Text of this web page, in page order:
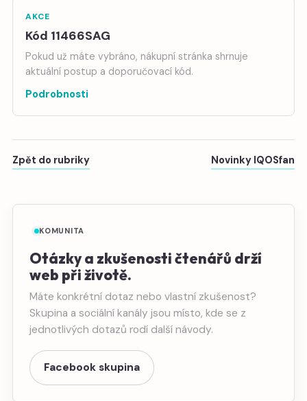
AKCE
Kód 11466SAG
Pokud už máte vybráno, nákupní stránka shrnuje
aktuální postup a doporučovací kód.
Podrobnosti
Zpět do rubriky Novinky IQOSfan
KOMUNITA
Otázky a zkušenosti čtenářů drží
web při životě.
Máte konkrétní dotaz nebo vlastní zkušenost?
Skupina a sociální kanály jsou místo, kde se z
jednotlivých dotazů rodí další návody.
Facebook skupina